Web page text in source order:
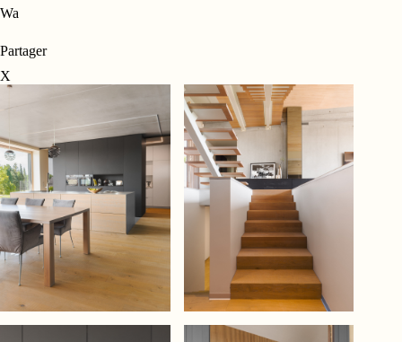
Wa
Partager
X